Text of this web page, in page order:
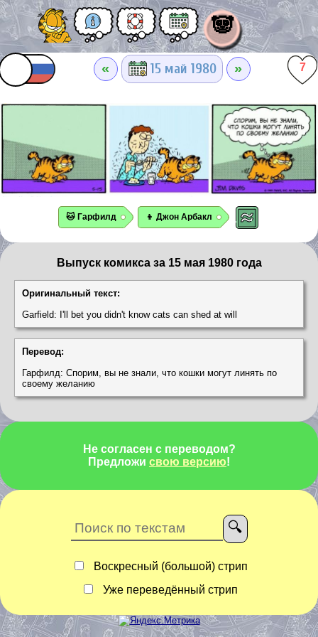
🐼
« 15 май 1980 » 7
🐱 Гарфилд 👦 Джон Арбакл
Выпуск комикса за 15 мая 1980 года
Оригинальный текст:
Garfield: I'll bet you didn't know cats can shed at will
Перевод:
Гарфилд: Спорим, вы не знали, что кошки могут линять по
своему желанию
Не согласен с переводом?
Предложи свою версию!
Воскресный (большой) стрип
Уже переведённый стрип